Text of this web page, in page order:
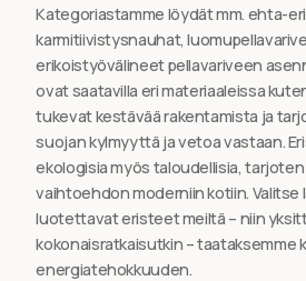
Kategoriastamme löydät mm. ehta-
karmitiivistysnauhat,
erikoistyövälineet pellavariveen
ovat saatavilla eri materiaaleissa
tukevat kestävää rakentamista ja
suojan kylmyyttä ja vetoa vastaan.
ekologisia myös taloudellisia,
vaihtoehdon moderniin kotiin. Valitse
luotettavat eristeet meiltä – niin
kokonaisratkaisutkin – taataksemme
energiatehokkuuden.